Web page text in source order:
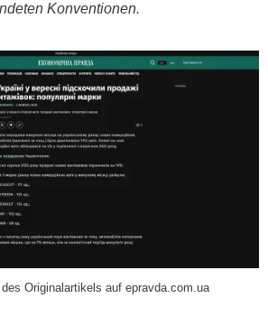
Konventionen.
Originalartikels auf epravda.com.ua